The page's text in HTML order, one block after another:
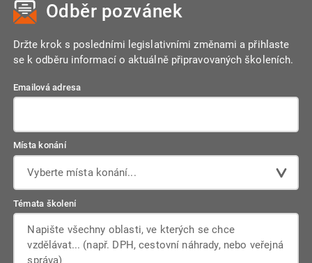
Odběr pozvánek
Držte krok s posledními legislativními změnami a přihlaste
se k odběru informací o aktuálně připravovaných školeních.
Emailová adresa
Místa konání
Vyberte místa konání...
Témata školení